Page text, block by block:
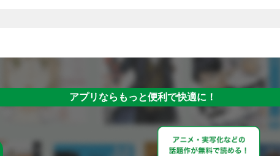
アプリならもっと便利で快適に！